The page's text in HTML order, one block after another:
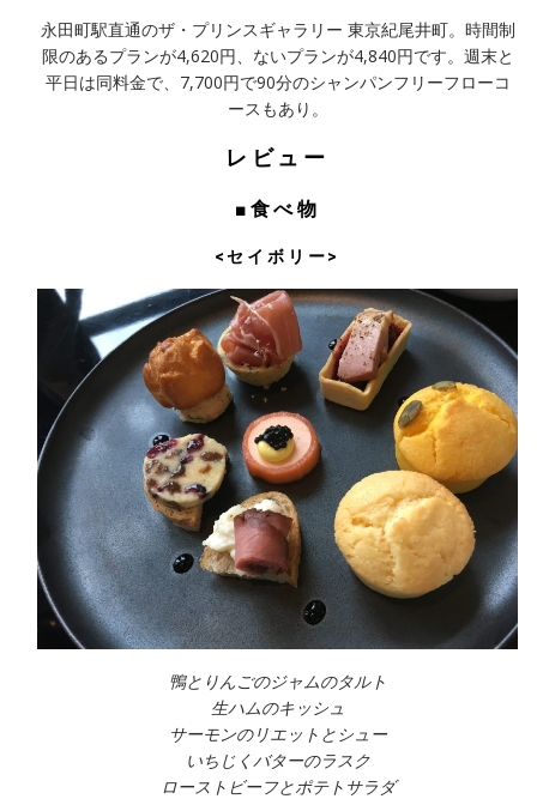
永田町駅直通のザ・プリンスギャラリー 東京紀尾井町。時間制
限のあるプランが4,620円、ないプランが4,840円です。週末と
平日は同料金で、7,700円で90分のシャンパンフリーフローコ
ースもあり。
レビュー
■食べ物
<セイボリー>
鴨とりんごのジャムのタルト
生ハムのキッシュ
サーモンのリエットとシュー
いちじくバターのラスク
ローストビーフとポテトサラダ